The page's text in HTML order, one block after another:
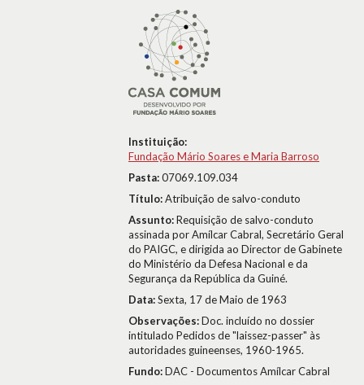
Instituição:
Fundação Mário Soares e Maria Barroso
Pasta:07069.109.034
Título:Atribuição de salvo-conduto
Assunto:Requisição de salvo-conduto
assinada por Amílcar Cabral, Secretário Geral
do PAIGC, e dirigida ao Director de Gabinete
do Ministério da Defesa Nacional e da
Segurança da República da Guiné.
Data:Sexta, 17 de Maio de 1963
Observações:Doc. incluído no dossier
intitulado Pedidos de "laissez-passer" às
autoridades guineenses, 1960-1965.
Fundo:DAC - Documentos Amílcar Cabral